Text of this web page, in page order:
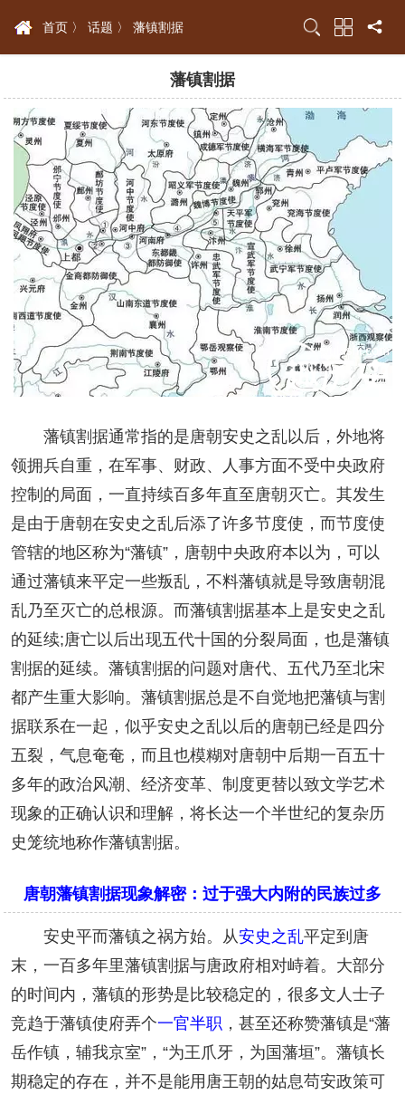
首页 〉 话题 〉 藩镇割据
藩镇割据
藩镇割据通常指的是唐朝安史之乱以后，外地将
领拥兵自重，在军事、财政、人事方面不受中央政府
控制的局面，一直持续百多年直至唐朝灭亡。其发生
是由于唐朝在安史之乱后添了许多节度使，而节度使
管辖的地区称为“藩镇”，唐朝中央政府本以为，可以
通过藩镇来平定一些叛乱，不料藩镇就是导致唐朝混
乱乃至灭亡的总根源。而藩镇割据基本上是安史之乱
的延续;唐亡以后出现五代十国的分裂局面，也是藩镇
割据的延续。藩镇割据的问题对唐代、五代乃至北宋
都产生重大影响。藩镇割据总是不自觉地把藩镇与割
据联系在一起，似乎安史之乱以后的唐朝已经是四分
五裂，气息奄奄，而且也模糊对唐朝中后期一百五十
多年的政治风潮、经济变革、制度更替以致文学艺术
现象的正确认识和理解，将长达一个半世纪的复杂历
史笼统地称作藩镇割据。
唐朝藩镇割据现象解密：过于强大内附的民族过多
安史平而藩镇之祸方始。从安史之乱平定到唐
末，一百多年里藩镇割据与唐政府相对峙着。大部分
的时间内，藩镇的形势是比较稳定的，很多文人士子
竞趋于藩镇使府弄个一官半职 ，甚至还称赞藩镇是“藩
岳作镇，辅我京室”，“为王爪牙，为国藩垣”。藩镇长
期稳定的存在，并不是能用唐王朝的姑息苟安政策可